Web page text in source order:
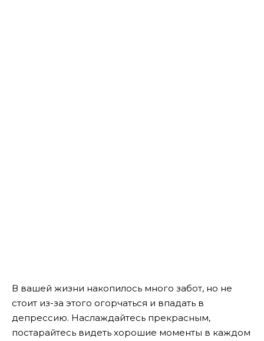
В вашей жизни накопилось много забот, но не
стоит из-за этого огорчаться и впадать в
депрессию. Наслаждайтесь прекрасным,
постарайтесь видеть хорошие моменты в каждом